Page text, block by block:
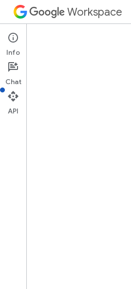
Workspace
Google Calendar
Übersicht
Info
Chat
API